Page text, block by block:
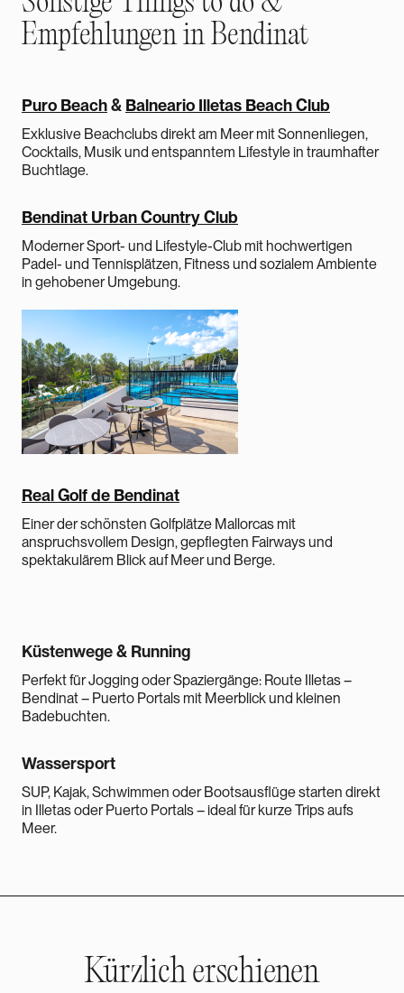
Empfehlungen in Bendinat
Puro Beach& Balneario Illetas Beach Club
Exklusive Beachclubs direkt am Meer mit Sonnenliegen,
Cocktails, Musik und entspanntem Lifestyle in traumhafter
Buchtlage.
Bendinat Urban Country Club
Moderner Sport- und Lifestyle-Club mit hochwertigen
Padel- und Tennisplätzen, Fitness und sozialem Ambiente
in gehobener Umgebung.
Real Golf de Bendinat
Einer der schönsten Golfplätze Mallorcas mit
anspruchsvollem Design, gepflegten Fairways und
spektakulärem Blick auf Meer und Berge.
Küstenwege & Running
Perfekt für Jogging oder Spaziergänge: Route Illetas –
Bendinat – Puerto Portals mit Meerblick und kleinen
Badebuchten.
Wassersport
SUP, Kajak, Schwimmen oder Bootsausflüge starten direkt
in Illetas oder Puerto Portals – ideal für kurze Trips aufs
Meer.
Kürzlich erschienen